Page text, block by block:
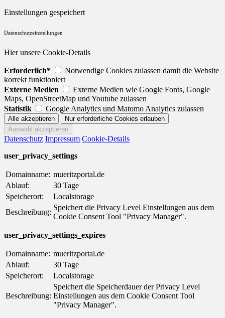
Einstellungen gespeichert
Datenschutzeinstellungen
Hier unsere Cookie-Details
Erforderlich*
Notwendige Cookies zulassen damit die Website
korrekt funktioniert
Externe Medien
Externe Medien wie Google Fonts, Google
Maps, OpenStreetMap und Youtube zulassen
Statistik
Google Analytics und Matomo Analytics zulassen
Datenschutz Impressum Cookie-Details
user_privacy_settings
Domainname: mueritzportal.de
Ablauf:
30 Tage
Speicherort:
Localstorage
Beschreibung:
Speichert die Privacy Level Einstellungen aus dem
Cookie Consent Tool "Privacy Manager".
user_privacy_settings_expires
Domainname: mueritzportal.de
Ablauf:
30 Tage
Speicherort:
Localstorage
Beschreibung:
Speichert die Speicherdauer der Privacy Level
Einstellungen aus dem Cookie Consent Tool
"Privacy Manager".